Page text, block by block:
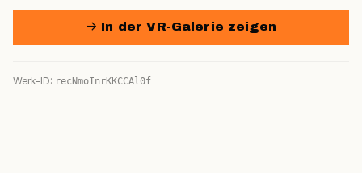
→ In der VR-Galerie zeigen
Werk-ID: recNmoInrKKCCAl0f